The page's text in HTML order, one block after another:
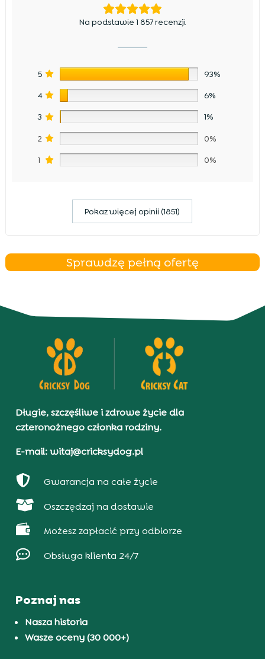
Na podstawie 1 857 recenzji
5 93%
4 6%
3 1%
2 0%
1 0%
Pokaz więcej opinii (1851)
Sprawdzę pełną ofertę
Długie, szczęśliwe i zdrowe życie dla
czteronożnego członka rodziny.
E-mail: witaj@cricksydog.pl
 Gwarancja na całe życie
 Oszczędzaj na dostawie
 Możesz zapłacić przy odbiorze
 Obsługa klienta 24/7
Poznaj nas
Nasza historia
Wasze oceny (30 000+)